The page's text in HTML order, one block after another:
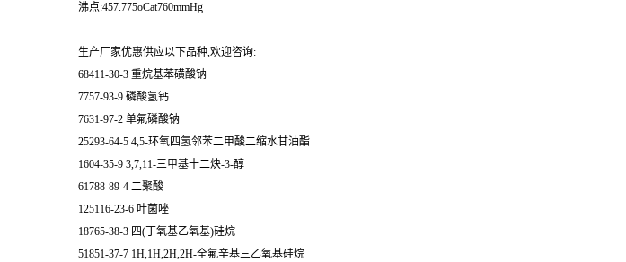
沸点:457.775oCat760mmHg
生产厂家优惠供应以下品种,欢迎咨询:
68411-30-3 重烷基苯磺酸钠
7757-93-9 磷酸氢钙
7631-97-2 单氟磷酸钠
25293-64-5 4,5-环氧四氢邻苯二甲酸二缩水甘油酯
1604-35-9 3,7,11-三甲基十二炔-3-醇
61788-89-4 二聚酸
125116-23-6 叶菌唑
18765-38-3 四(丁氧基乙氧基)硅烷
51851-37-7 1H,1H,2H,2H-全氟辛基三乙氧基硅烷